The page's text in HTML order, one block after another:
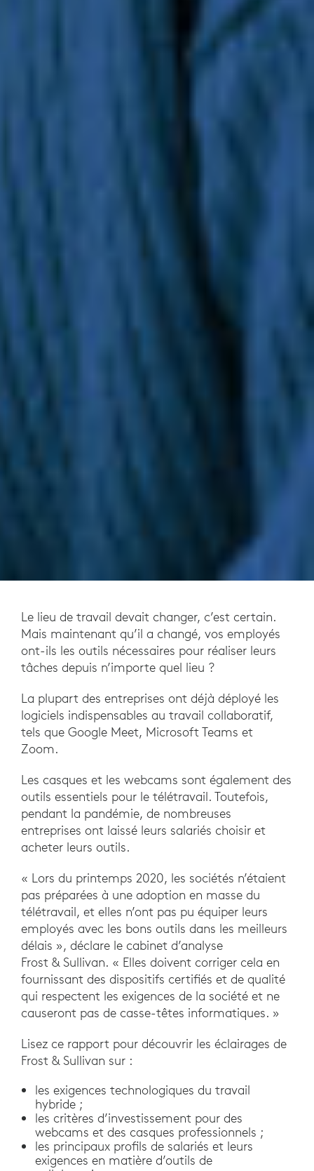
Le lieu de travail devait changer, c’est certain.
Mais maintenant qu’il a changé, vos employés
ont-ils les outils nécessaires pour réaliser leurs
tâches depuis n’importe quel lieu ?
La plupart des entreprises ont déjà déployé les
logiciels indispensables au travail collaboratif,
tels que Google Meet, Microsoft Teams et
Zoom.
Les casques et les webcams sont également des
outils essentiels pour le télétravail. Toutefois,
pendant la pandémie, de nombreuses
entreprises ont laissé leurs salariés choisir et
acheter leurs outils.
« Lors du printemps 2020, les sociétés n’étaient
pas préparées à une adoption en masse du
télétravail, et elles n’ont pas pu équiper leurs
employés avec les bons outils dans les meilleurs
délais », déclare le cabinet d’analyse
Frost & Sullivan. « Elles doivent corriger cela en
fournissant des dispositifs certifiés et de qualité
qui respectent les exigences de la société et ne
causeront pas de casse-têtes informatiques. »
Lisez ce rapport pour découvrir les éclairages de
Frost & Sullivan sur :
les exigences technologiques du travail
hybride ;
les critères d’investissement pour des
webcams et des casques professionnels ;
les principaux profils de salariés et leurs
exigences en matière d’outils de